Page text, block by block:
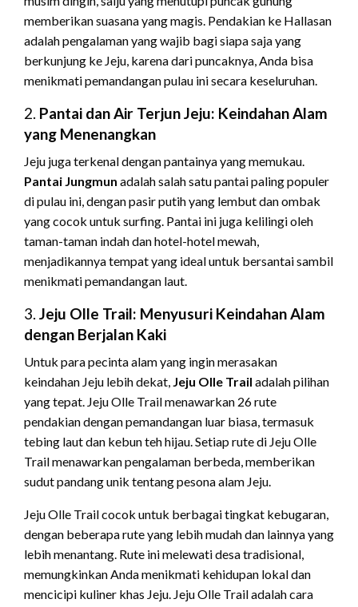
memberikan suasana yang magis. Pendakian ke Hallasan
adalah pengalaman yang wajib bagi siapa saja yang
berkunjung ke Jeju, karena dari puncaknya, Anda bisa
menikmati pemandangan pulau ini secara keseluruhan.
2. Pantai dan Air Terjun Jeju: Keindahan Alam
yang Menenangkan
Jeju juga terkenal dengan pantainya yang memukau.
Pantai Jungmun adalah salah satu pantai paling populer
di pulau ini, dengan pasir putih yang lembut dan ombak
yang cocok untuk surfing. Pantai ini juga kelilingi oleh
taman-taman indah dan hotel-hotel mewah,
menjadikannya tempat yang ideal untuk bersantai sambil
menikmati pemandangan laut.
3. Jeju Olle Trail: Menyusuri Keindahan Alam
dengan Berjalan Kaki
Untuk para pecinta alam yang ingin merasakan
keindahan Jeju lebih dekat, Jeju Olle Trail adalah pilihan
yang tepat. Jeju Olle Trail menawarkan 26 rute
pendakian dengan pemandangan luar biasa, termasuk
tebing laut dan kebun teh hijau. Setiap rute di Jeju Olle
Trail menawarkan pengalaman berbeda, memberikan
sudut pandang unik tentang pesona alam Jeju.
Jeju Olle Trail cocok untuk berbagai tingkat kebugaran,
dengan beberapa rute yang lebih mudah dan lainnya yang
lebih menantang. Rute ini melewati desa tradisional,
memungkinkan Anda menikmati kehidupan lokal dan
mencicipi kuliner khas Jeju. Jeju Olle Trail adalah cara